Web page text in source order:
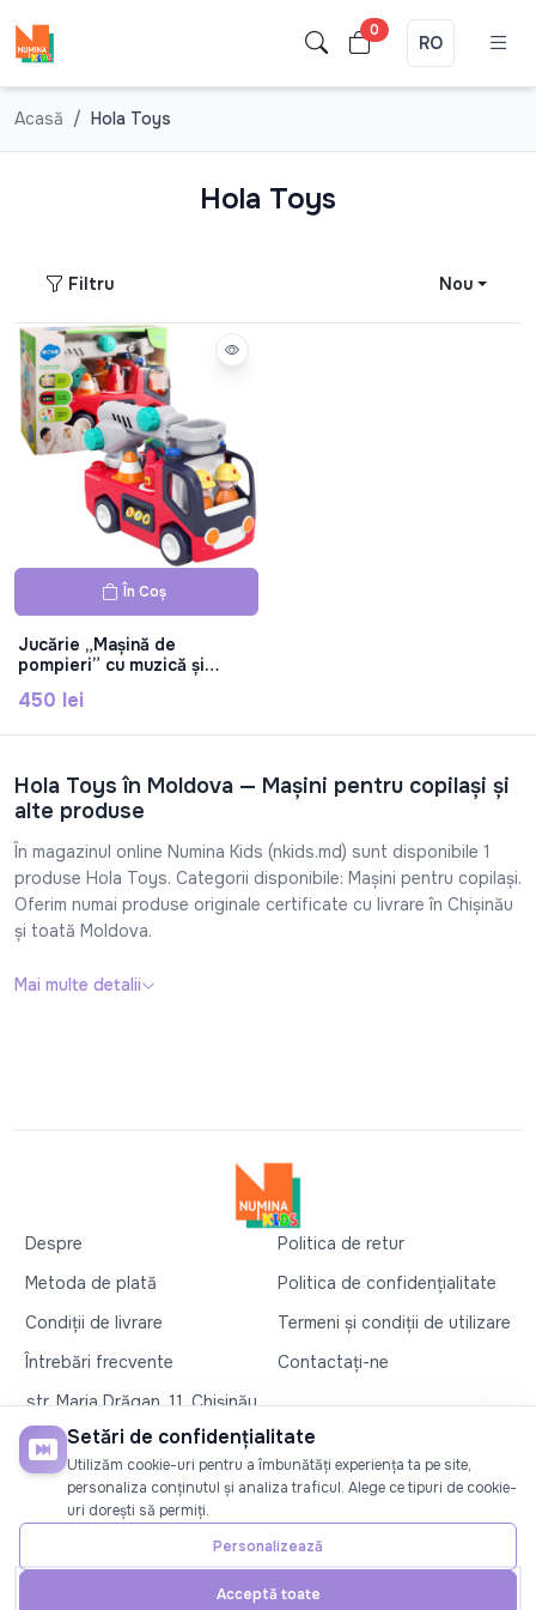
0
RO
Telefon Cont
Acasă Hola Toys
Hola Toys
Filtru Nou
În Coș
Jucărie „Mașină de
pompieri” cu muzică și
450 lei
Hola Toys în Moldova — Mașini pentru copilași și
alte produse
În magazinul online Numina Kids (nkids.md) sunt disponibile 1
produse Hola Toys. Categorii disponibile: Mașini pentru copilași.
Oferim numai produse originale certificate cu livrare în Chișinău
și toată Moldova.
Mai multe detalii
Despre
Politica de retur
Metoda de plată
Politica de confidențialitate
Condiții de livrare
Termeni și condiții de utilizare
Întrebări frecvente
Contactați-ne
str. Maria Drăgan, 11, Chișinău
+37360327279
©2026Numina Kids. Toate drepturile rezervate
SOCIAL
Setări de confidențialitate
Utilizăm cookie-uri pentru a îmbunătăți experiența ta pe site,
personaliza conținutul și analiza traficul. Alege ce tipuri de cookie-
uri dorești să permiți.
Personalizează
Acceptă toate